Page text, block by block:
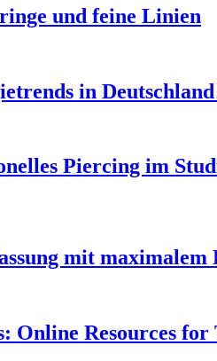
und feine Linien
in Deutschland
Piercing im
mit
Online Resources